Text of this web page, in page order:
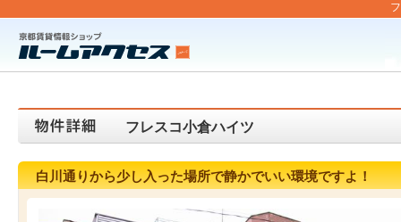
フレスコ小倉ハイツ
白川通りから少し入った場所で静かでいい環境ですよ！